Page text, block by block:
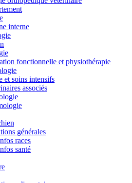
interne
fonctionnelle et physiothérapie
et soins intensifs
associés
générales
races
santé